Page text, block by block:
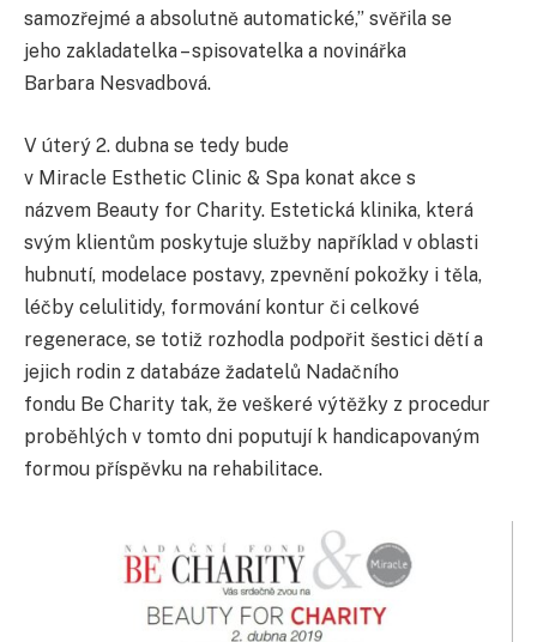
samozřejmé a absolutně automatické,” svěřila se
jeho zakladatelka – spisovatelka a novinářka
Barbara Nesvadbová.
V úterý 2. dubna se tedy bude
v Miracle Esthetic Clinic & Spa konat akce s
názvem Beauty for Charity. Estetická klinika, která
svým klientům poskytuje služby například v oblasti
hubnutí, modelace postavy, zpevnění pokožky i těla,
léčby celulitidy, formování kontur či celkové
regenerace, se totiž rozhodla podpořit šestici dětí a
jejich rodin z databáze žadatelů Nadačního
fondu Be Charity tak, že veškeré výtěžky z procedur
proběhlých v tomto dni poputují k handicapovaným
formou příspěvku na rehabilitace.